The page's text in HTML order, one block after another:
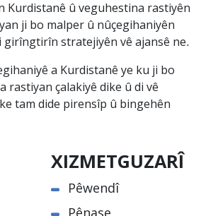
Kurdistanê û veguhestina rastiyên
ji bo malper û nûçegihaniyên
girîngtirîn stratejiyên vê ajansê ne.
a Kurdistanê ye ku ji bo
rastiyan çalakiyê dike û di vê
tam dide pirensîp û bingehên
XIZMETGUZARÎ
Pêwendî